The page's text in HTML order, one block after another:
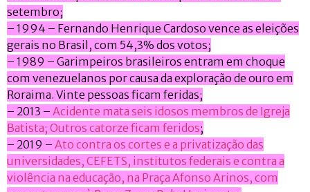
setembro;
– 1994 – Fernando Henrique Cardoso vence as eleições
gerais no Brasil, com 54,3% dos votos;
– 1989 – Garimpeiros brasileiros entram em choque
com venezuelanos por causa da exploração de ouro em
Roraima. Vinte pessoas ficam feridas;
– 2013 – Acidente mata seis idosos membros de Igreja
Batista; Outros catorze ficam feridos;
– 2019 – Ato contra os cortes e a privatização das
universidades, CEFETS, institutos federais e contra a
violência na educação, na Praça Afonso Arinos, com